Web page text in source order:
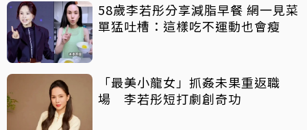
58歲李若彤分享減脂早餐 網一見菜
單猛吐槽：這樣吃不運動也會瘦
「最美小龍女」抓姦未果重返職
場 李若彤短打劇創奇功